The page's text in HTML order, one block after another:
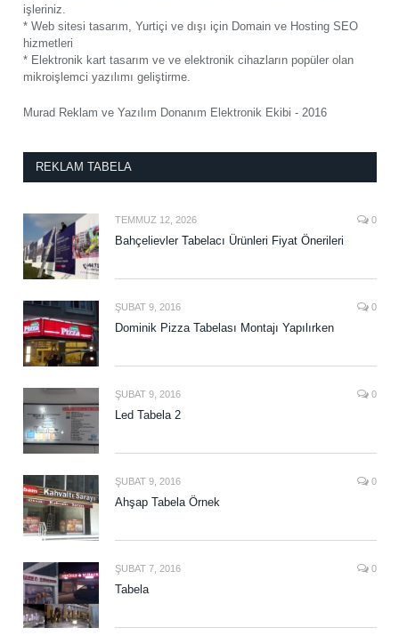
işleriniz.
* Web sitesi tasarım, Yurtiçi ve dışı için Domain ve Hosting SEO
hizmetleri
* Elektronik kart tasarım ve ve elektronik cihazların popüler olan
mikroişlemci yazılımı geliştirme.
Murad Reklam ve Yazılım Donanım Elektronik Ekibi - 2016
REKLAM TABELA
TEMMUZ 12, 2026 0
Bahçelievler Tabelacı Ürünleri Fiyat Önerileri
ŞUBAT 9, 2016 0
Dominik Pizza Tabelası Montajı Yapılırken
ŞUBAT 9, 2016 0
Led Tabela 2
ŞUBAT 9, 2016 0
Ahşap Tabela Örnek
ŞUBAT 7, 2016 0
Tabela